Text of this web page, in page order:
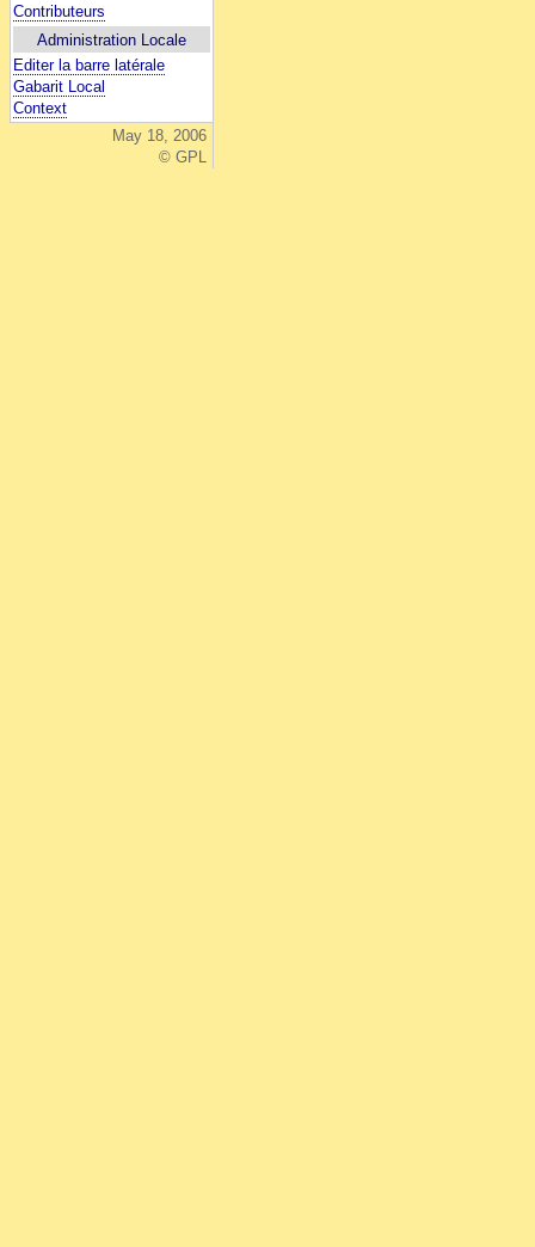
Contributeurs
Administration Locale
Editer la barre latérale
Gabarit Local
Context
May 18, 2006
© GPL